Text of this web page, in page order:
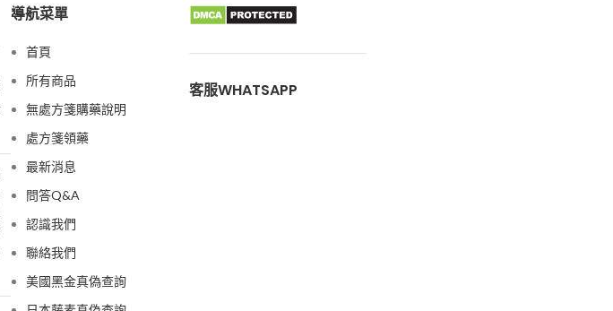
導航菜單
首頁
所有商品
無處方箋購藥說明
處方箋領藥
最新消息
問答Q&A
認識我們
聯絡我們
美國黑金真偽查詢
客服WHATSAPP